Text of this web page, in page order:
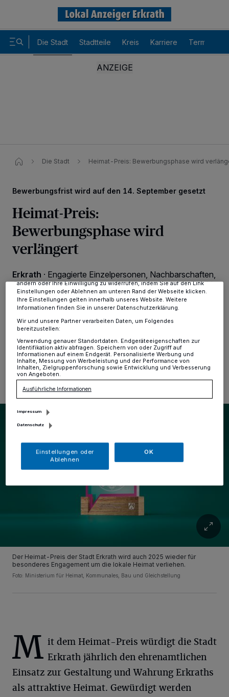
Die Stadt Stadtteile Kreis Karriere Termine
Die Stadt Heimat-Preis: Bewerbungsphase wird
Bewerbungsfrist wird auf den 14. September gesetzt
Heimat-Preis:
Bewerbungsphase wird
verlängert
Erkrath · Engagierte Einzelpersonen, Nachbarschaften,
Gruppen, Vereine sowie Initiativen können sich noch bis
spätestens 14. September für den diesjährigen
Heimat-Preis bewerben oder vorschlagen lassen. Die
02.09.2025 , 16:40 Uhr Eine Minute Lesezeit
Der Heimat-Preis der Stadt Erkrath wird auch 2025 wieder für
besonderes Engagement um die lokale Heimat verliehen.
Foto: Ministerium für Heimat, Kommunales, Bau und Gleichstellung
M it dem Heimat-Preis würdigt die Stadt
Erkrath jährlich den ehrenamtlichen
Einsatz zur Gestaltung und Wahrung Erkraths
als attraktive Heimat. Gewürdigt werden
Wir und unsere 218
-Partner speichern und greifen auf
personenbezogene Daten wie Browserdaten oder eindeutige
Kennungen auf Ihrem Gerät zu. Durch Auswahl von OK aktivieren Sie
Tracking-Technologien für die unter „Wir und unsere Partner
verarbeiten Daten, um Ihnen Dienste bereitzustellen“ aufgeführten
Zwecke. Wenn Tracker deaktiviert sind, sind manche Inhalte und
dieses Menü jederzeit wieder aufrufen, um Ihre Einstellungen zu
ändern oder Ihre Einwilligung zu widerrufen, indem Sie auf den Link
Einstellungen oder Ablehnen am unteren Rand der Webseite klicken.
Ihre Einstellungen gelten innerhalb unseres Website. Weitere
Informationen finden Sie in unserer Datenschutzerklärung.
Wir und unsere Partner verarbeiten Daten, um Folgendes
bereitzustellen:
Verwendung genauer Standortdaten. Endgeräteeigenschaften zur
Identifikation aktiv abfragen. Speichern von oder Zugriff auf
Informationen auf einem Endgerät. Personalisierte Werbung und
Inhalte, Messung von Werbeleistung und der Performance von
Inhalten, Zielgruppenforschung sowie Entwicklung und Verbesserung
von Angeboten.
Ausführliche Informationen
Impressum
Datenschutz
Einstellungen oder
Ablehnen
OK